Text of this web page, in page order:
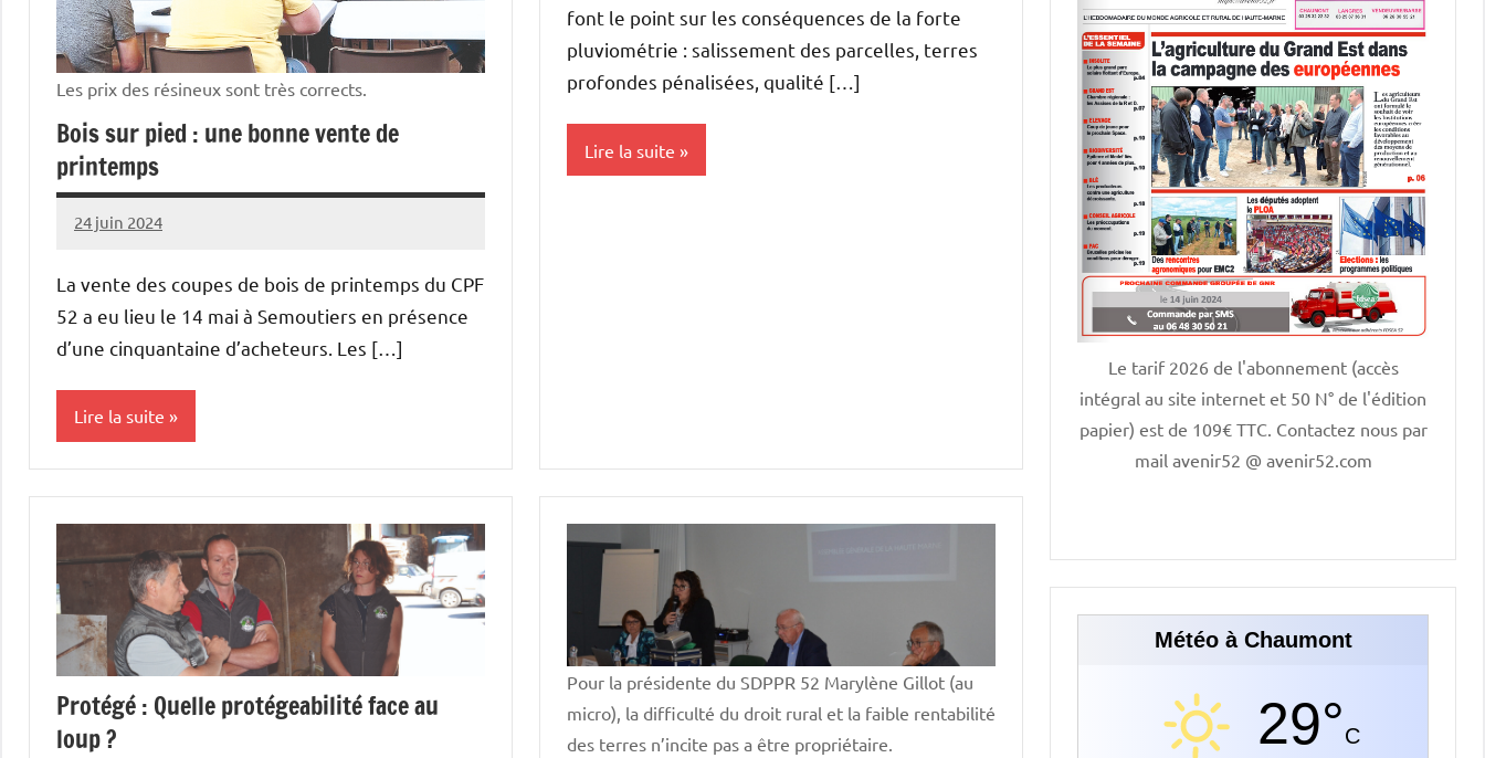
Les prix des résineux sont très corrects.
Bois sur pied : une bonne vente de
printemps
24 juin 2024
Thibaut
La vente des coupes de bois de printemps du CPF
52 a eu lieu le 14 mai à Semoutiers en présence
d’une cinquantaine d’acheteurs. Les […]
Lire la suite
font le point sur les conséquences de la forte
pluviométrie : salissement des parcelles, terres
profondes pénalisées, qualité […]
Lire la suite
Protégé : Quelle protégeabilité face au
loup ?
Pour la présidente du SDPPR 52 Marylène Gillot (au
micro), la difficulté du droit rural et la faible rentabilité
des terres n’incite pas a être propriétaire.
Le tarif 2026 de l'abonnement (accès
intégral au site internet et 50 N° de l'édition
papier) est de 109€ TTC. Contactez nous par
mail avenir52 @ avenir52.com
Météo à Chaumont
29°C